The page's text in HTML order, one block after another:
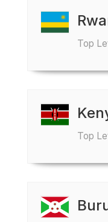
Top
Top